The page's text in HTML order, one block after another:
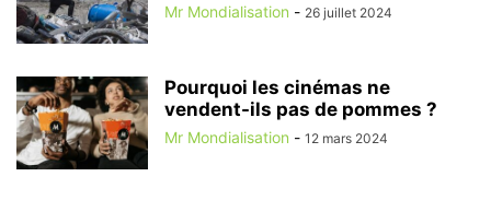
Mr Mondialisation - 26 juillet 2024
Pourquoi les cinémas ne
vendent-ils pas de pommes ?
Mr Mondialisation - 12 mars 2024